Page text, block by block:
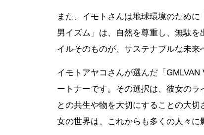
また、イモトさんは地球環境のため
男イズム」は、自然を尊重し、無駄
イルそのものが、サステナブルな未来
イモトアヤコさんが選んだ「
ートナーです。その選択は、彼女の
との共生や物を大切にすることの大
女の世界は、これからも多くの人々に